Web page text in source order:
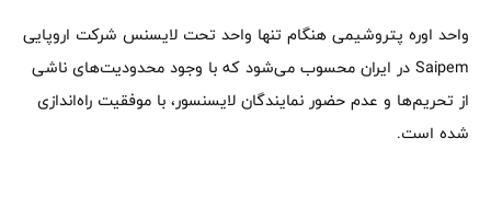
واحد اوره پتروشیمی هنگام تنها واحد تحت لایسنس شرکت اروپایی
Saipem در ایران محسوب می‌شود که با وجود محدودیت‌های ناشی
از تحریم‌ها و عدم حضور نمایندگان لایسنسور، با موفقیت راه‌اندازی
شده است.